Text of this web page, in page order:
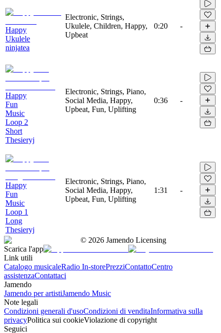
Happy
Ukulele
ninjatea
Electronic, Strings,
Ukulele, Children, Happy,
Upbeat
0:20 -
Happy
Fun
Music
Loop 2
Short
Thesieryj
Electronic, Strings, Piano,
Social Media, Happy,
Upbeat, Fun, Uplifting
0:36 -
Happy
Fun
Music
Loop 1
Long
Thesieryj
Electronic, Strings, Piano,
Social Media, Happy,
Upbeat, Fun, Uplifting
1:31 -
© 2026 Jamendo Licensing
Scarica l'app
Link utili
Catalogo musicaleRadio In-storePrezziContattoCentro
assistenzaContattaci
Jamendo
Jamendo per artistiJamendo Music
Note legali
Condizioni generali d'usoCondizioni di venditaInformativa sulla
privacyPolitica sui cookieViolazione di copyright
Seguici